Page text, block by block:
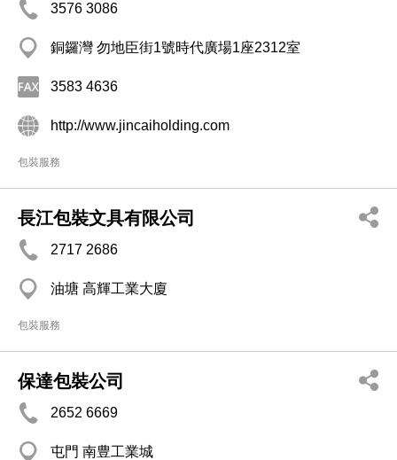
3576 3086
銅鑼灣 勿地臣街1號時代廣場1座2312室
3583 4636
http://www.jincaiholding.com
包裝服務
長江包裝文具有限公司
2717 2686
油塘 高輝工業大廈
包裝服務
保達包裝公司
2652 6669
屯門 南豊工業城